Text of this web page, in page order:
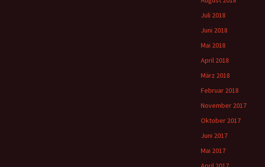
Juli 2018
Juni 2018
Mai 2018
April 2018
März 2018
Februar 2018
November 2017
Oktober 2017
Juni 2017
Mai 2017